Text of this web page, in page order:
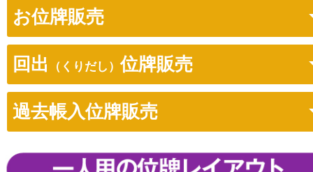
お位牌販売
回出 （くりだし）位牌販売
過去帳入位牌販売